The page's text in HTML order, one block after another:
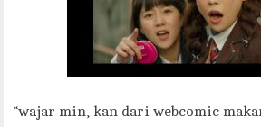
“wajar min, kan dari webcomic